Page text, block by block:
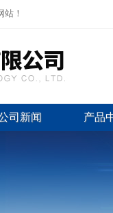
！
司新闻 产品